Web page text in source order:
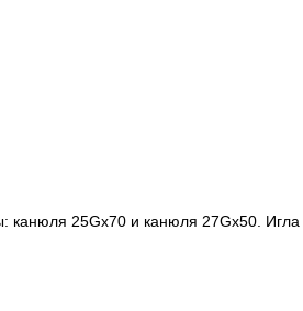
канюля 25Gx70 и канюля 27Gx50. Игла